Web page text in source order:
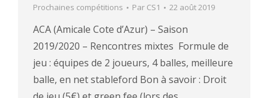
Prochaines compétitions Par CS1 22 août 2019
ACA (Amicale Cote d’Azur) – Saison
2019/2020 – Rencontres mixtes Formule de
jeu : équipes de 2 joueurs, 4 balles, meilleure
balle, en net stableford Bon à savoir : Droit